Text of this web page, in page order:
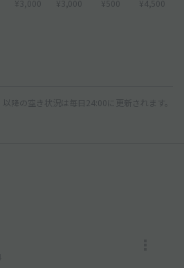
¥3,000 ¥3,000 ¥500 ¥4,500
以降の空き状況は毎日24:00に更新されます。